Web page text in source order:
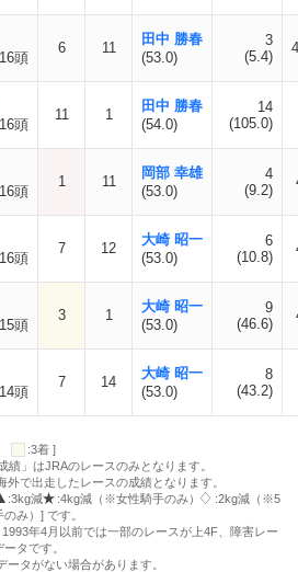
頭
6 11
田中 勝春
(53.0)
3
(5.4)
頭
11 1
田中 勝春
(54.0)
14
(105.0)
頭
1 11
岡部 幸雄
(53.0)
4
(9.2)
頭
7 12
大崎 昭一
(53.0)
6
(10.8)
頭
3 1
大崎 昭一
(53.0)
9
(46.6)
頭
7 14
大崎 昭一
(53.0)
8
(43.2)
:3着 ]
」はJRAのレースのみとなります。
で出走したレースの成績となります。
:3kg減 :4kg減（※女性騎手のみ）
:2kg減（※5
み）] です。
年4月以前では一部のレースが上4F、障害レー
タです。
タがない場合があります。